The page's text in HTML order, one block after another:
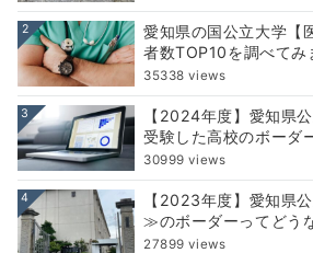
2
愛知県の国公立大学【
者数TOP10を調べてみ
35338 views
3
【2024年度】愛知県
受験した高校のボーダ
30999 views
4
【2023年度】愛知県
≫のボーダーってどう
27899 views